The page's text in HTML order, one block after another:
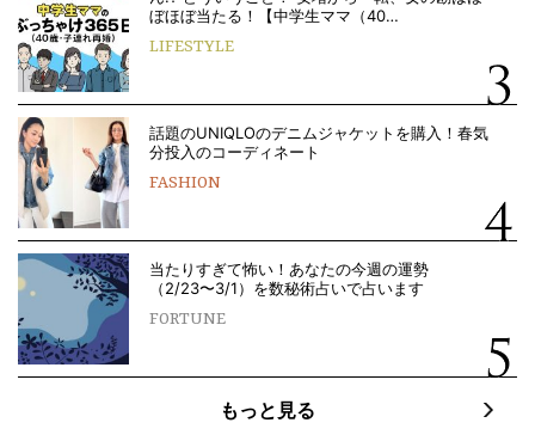
ぼほぼ当たる！【中学生ママ（40…
LIFESTYLE
話題のUNIQLOのデニムジャケットを購入！春気
分投入のコーディネート
FASHION
当たりすぎて怖い！あなたの今週の運勢
（2/23〜3/1）を数秘術占いで占います
FORTUNE
もっと見る